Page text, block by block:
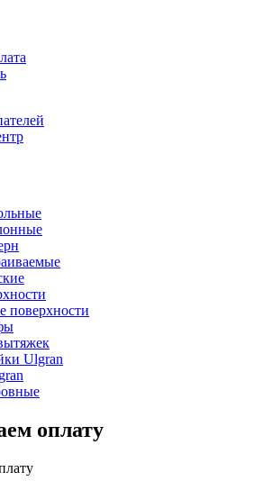
поверхности
Ulgran
оплату